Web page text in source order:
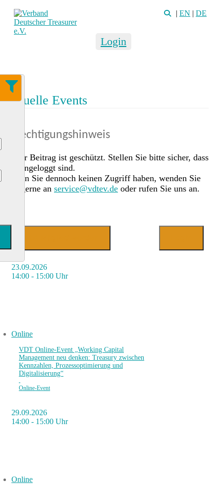
| EN | DE
Login
Aktuelle Events
Berechtigungshinweis
Dieser Beitrag ist geschützt. Stellen Sie bitte sicher, dass
Sie eingeloggt sind.
Sollten Sie dennoch keinen Zugriff haben, wenden Sie
sich gerne an service@vdtev.de oder rufen Sie uns an.
23.09.2026
14:00 - 15:00 Uhr
Online
VDT Online-Event „Working Capital
Management neu denken: Treasury zwischen
Kennzahlen, Prozessoptimierung und
Digitalisierung“
Online-Event
29.09.2026
14:00 - 15:00 Uhr
Online